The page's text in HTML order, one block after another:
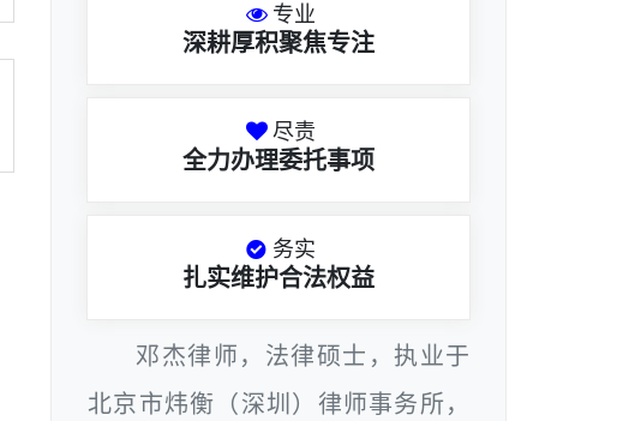
专业
深耕厚积聚焦专注
尽责
全力办理委托事项
务实
扎实维护合法权益
邓杰律师，法律硕士，执业于
北京市炜衡（深圳）律师事务所，